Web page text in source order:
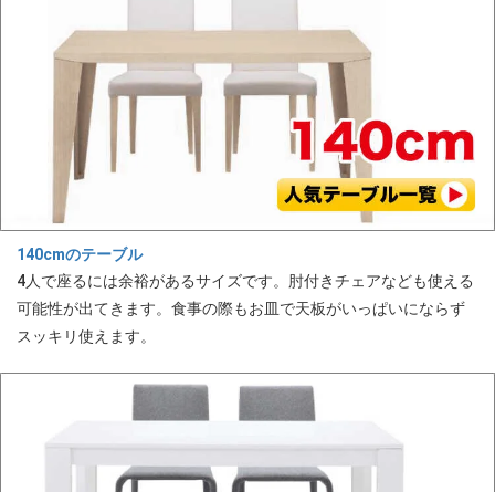
140cmのテーブル
4人で座るには余裕があるサイズです。肘付きチェアなども使える
可能性が出てきます。食事の際もお皿で天板がいっぱいにならず
スッキリ使えます。